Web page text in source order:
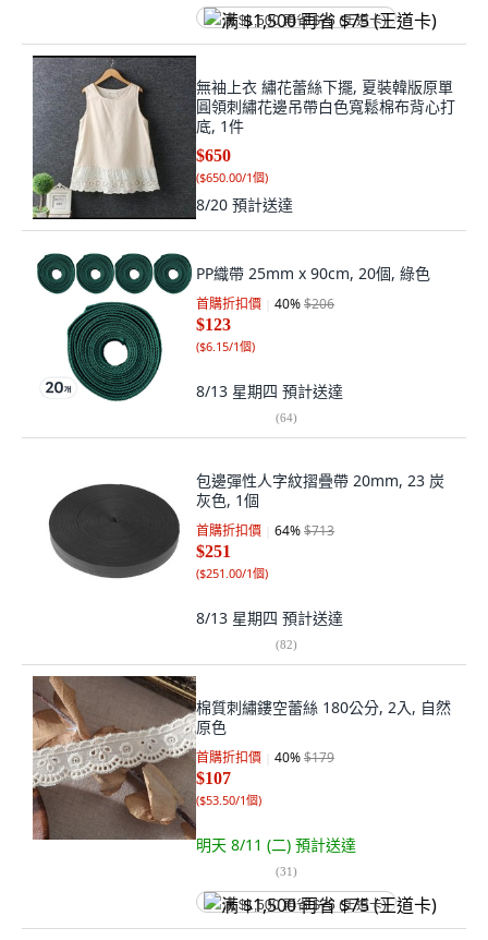
满 $1,500 再省 $75 (王道卡)
無袖上衣 繡花蕾絲下擺, 夏裝韓版原單
圓領刺繡花邊吊帶白色寬鬆棉布背心打
底, 1件
$650
($650.00/1個)
8/20 預計送達
PP織帶 25mm x 90cm, 20個, 綠色
首購折扣價 40%$206
$123
($6.15/1個)
8/13 星期四 預計送達
(64)
包邊彈性人字紋摺疊帶 20mm, 23 炭
灰色, 1個
首購折扣價 64%$713
$251
($251.00/1個)
8/13 星期四 預計送達
(82)
棉質刺繡鏤空蕾絲 180公分, 2入, 自然
原色
首購折扣價 40%$179
$107
($53.50/1個)
明天 8/11 (二) 預計送達
(31)
满 $1,500 再省 $75 (王道卡)